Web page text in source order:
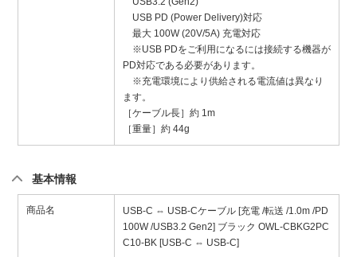
USB PD (Power Delivery)対応
最大 100W (20V/5A) 充電対応
※USB PDをご利用になるには接続する機器が
PD対応である必要があります。
※充電環境により供給される電流値は異なり
ます。
［ケーブル長］約 1m
［重量］約 44g
基本情報
商品名
USB-C ⇔ USB-Cケーブル [充電 /転送 /1.0m /PD
100W /USB3.2 Gen2] ブラック OWL-CBKG2PC
C10-BK [USB-C ⇔ USB-C]